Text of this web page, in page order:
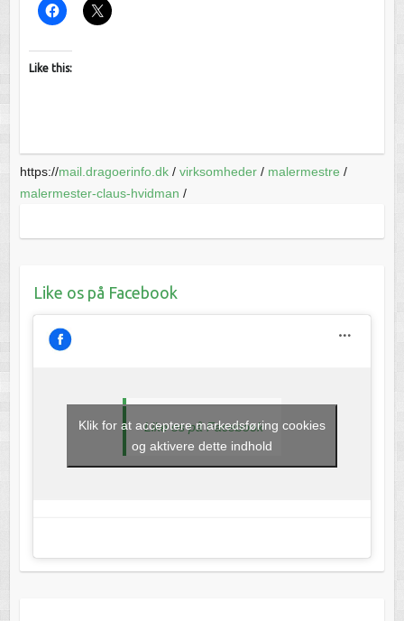
Like this:
https://mail.dragoerinfo.dk/ virksomheder/ malermestre /
malermester-claus-hvidman /
Like os på Facebook
Like os på Facebook
Klik for at acceptere markedsføring cookies
og aktivere dette indhold